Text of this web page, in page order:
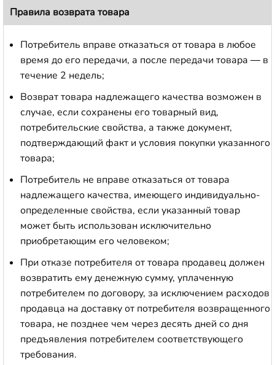
Правила возврата товара
Потребитель вправе отказаться от товара в любое
время до его передачи, а после передачи товара — в
течение 2 недель;
Возврат товара надлежащего качества возможен в
случае, если сохранены его товарный вид,
потребительские свойства, а также документ,
подтверждающий факт и условия покупки указанного
товара;
Потребитель не вправе отказаться от товара
надлежащего качества, имеющего индивидуально-
определенные свойства, если указанный товар
может быть использован исключительно
приобретающим его человеком;
При отказе потребителя от товара продавец должен
возвратить ему денежную сумму, уплаченную
потребителем по договору, за исключением расходов
продавца на доставку от потребителя возвращенного
товара, не позднее чем через десять дней со дня
предъявления потребителем соответствующего
требования.